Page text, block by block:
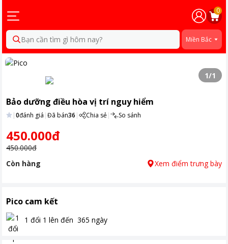
0
Bạn cần tìm gì hôm nay? Miền Bắc
1/1
Bảo dưỡng điều hòa vị trí nguy hiểm
|0đánh giá |Đã bán36 | Chia sẻ| So sánh
450.000đ
450.000đ
Còn hàng
Xem điểm trưng bày
Pico cam kết
1 đổi 1 lên đến 365 ngày